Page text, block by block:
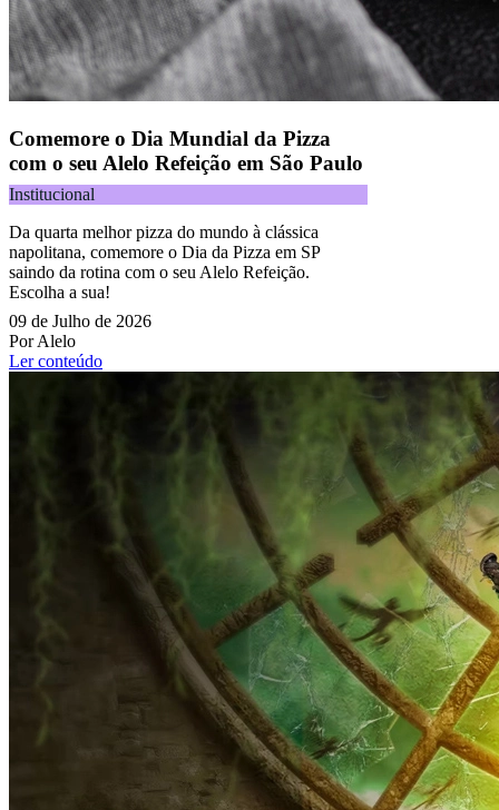
Comemore o Dia Mundial da Pizza
com o seu Alelo Refeição em São Paulo
Institucional
Da quarta melhor pizza do mundo à clássica
napolitana, comemore o Dia da Pizza em SP
saindo da rotina com o seu Alelo Refeição.
Escolha a sua!
09 de Julho de 2026
Por Alelo
Ler conteúdo